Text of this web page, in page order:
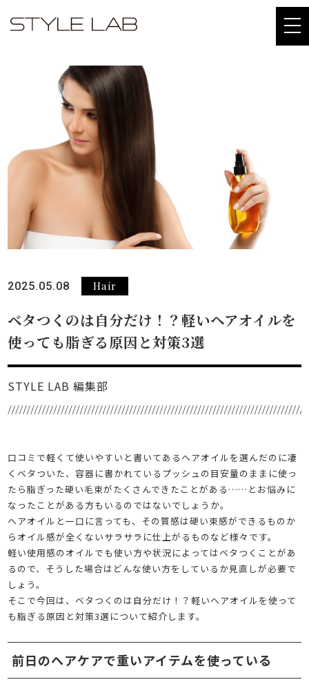
2025.05.08 Hair
ベタつくのは自分だけ！？軽いヘアオイルを
使っても脂ぎる原因と対策3選
STYLE LAB 編集部
口コミで軽くて使いやすいと書いてあるヘアオイルを選んだのに凄
くベタついた、容器に書かれているプッシュの目安量のままに使っ
たら脂ぎった硬い毛束がたくさんできたことがある……とお悩みに
なったことがある方もいるのではないでしょうか。
ヘアオイルと一口に言っても、その質感は硬い束感ができるものか
らオイル感が全くないサラサラに仕上がるものなど様々です。
軽い使用感のオイルでも使い方や状況によってはベタつくことがあ
るので、そうした場合はどんな使い方をしているか見直しが必要で
しょう。
そこで今回は、ベタつくのは自分だけ！？軽いヘアオイルを使って
も脂ぎる原因と対策3選について紹介します。
前日のヘアケアで重いアイテムを使っている